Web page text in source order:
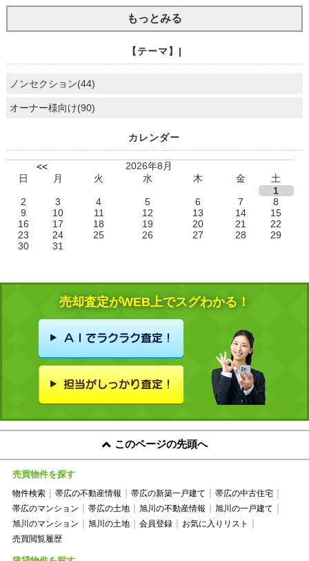
もっとみる
【テーマ】|
ノンセクション(44)
オーナー様向け(90)
カレンダー
<<
2026年8月
日
月 火 水 木 金
土
1
2
3 4 5 6 7
8
9
10 11 12 13 14
15
16
17 18 19 20 21
22
23
24 25 26 27 28
29
30
31
売却査定がWEB上でスグわかる！
このページの先頭へ
売買物件を探す
物件検索 帯広の不動産情報 帯広の新築一戸建て
帯広の中古住宅
帯広のマンション
帯広の土地 旭川の不動産情報
旭川の一戸建て
旭川のマンション
旭川の土地 会員登録
お気に入りリスト
売買閲覧履歴